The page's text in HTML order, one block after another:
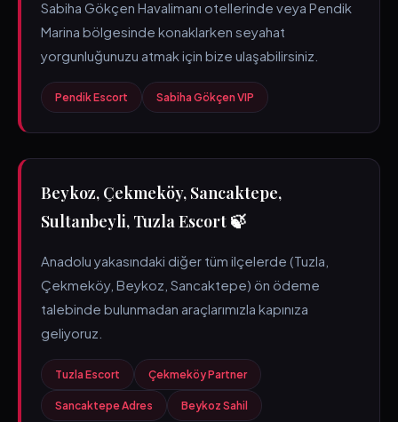
Sabiha Gökçen Havalimanı otellerinde veya Pendik
Marina bölgesinde konaklarken seyahat
yorgunluğunuzu atmak için bize ulaşabilirsiniz.
Pendik Escort Sabiha Gökçen VIP
Beykoz, Çekmeköy, Sancaktepe,
Sultanbeyli, Tuzla Escort 🍃
Anadolu yakasındaki diğer tüm ilçelerde (Tuzla,
Çekmeköy, Beykoz, Sancaktepe) ön ödeme
talebinde bulunmadan araçlarımızla kapınıza
geliyoruz.
Tuzla Escort Çekmeköy Partner
Sancaktepe Adres Beykoz Sahil